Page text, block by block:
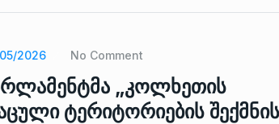
2026 No Comment
„კოლხეთის
ტერიტორიების